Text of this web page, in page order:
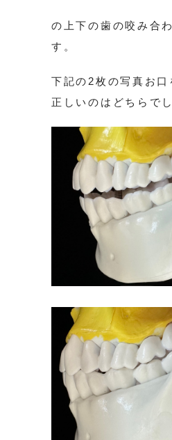
の上下の歯の咬み合
す。
下記の2枚の写真お口
正しいのはどちらで